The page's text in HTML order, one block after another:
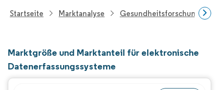
Startseite Marktanalyse Gesundheitsforschung
Marktgröße und Marktanteil für elektronische
Datenerfassungssysteme